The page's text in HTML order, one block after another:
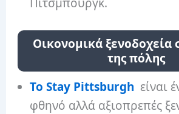
Οικονομικά ξενοδοχεία
της πόλης
Το Stay Pittsburgh είναι
φθηνό αλλά αξιοπρεπές